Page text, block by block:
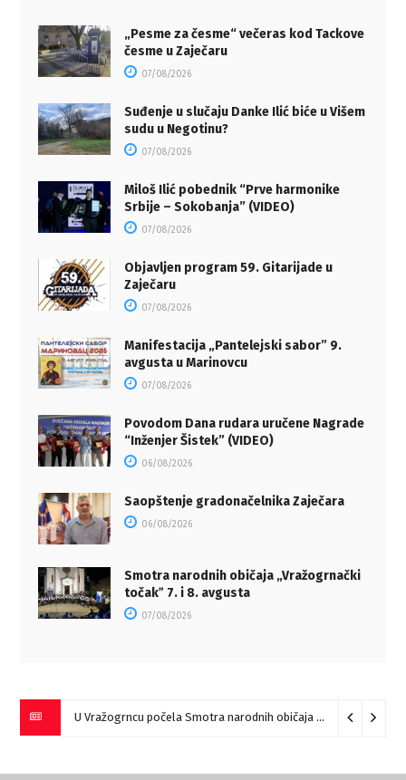
„Pesme za česme“ večeras kod Tackove
česme u Zaječaru
07/08/2026
Suđenje u slučaju Danke Ilić biće u Višem
sudu u Negotinu?
07/08/2026
Miloš Ilić pobednik “Prve harmonike
Srbije – Sokobanja” (VIDEO)
07/08/2026
Objavljen program 59. Gitarijade u
Zaječaru
07/08/2026
Manifestacija „Pantelejski sabor” 9.
avgusta u Marinovcu
07/08/2026
Povodom Dana rudara uručene Nagrade
“Inženjer Šistek” (VIDEO)
06/08/2026
Saopštenje gradonačelnika Zaječara
06/08/2026
Smotra narodnih običaja „Vražogrnački
točakˮ 7. i 8. avgusta
07/08/2026
U Vražogrncu počela Smotra narodnih običaja „Vražogrnački točak“